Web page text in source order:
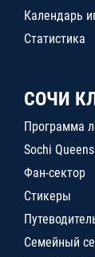
Календарь
Статистика
СОЧИ
Программа
Sochi Queens
Фан-сектор
Стикеры
Семейный